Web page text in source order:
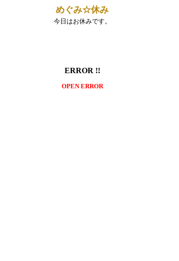
めぐみ☆休み
今日はお休みです。
ERROR !!
OPEN ERROR